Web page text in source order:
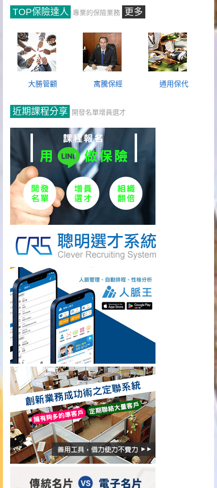
TOP保險達人 專業的保險業務 更多
大勝管顧 寓騰保經 通用保代
近期課程分享 開發名單增員選才